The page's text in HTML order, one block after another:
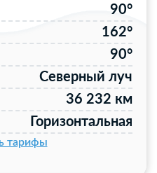
90°
162°
90°
Северный луч
36 232 км
Горизонтальная
тарифы